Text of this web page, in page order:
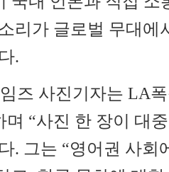
리가 글로벌 무대에
.
즈 사진기자는 LA
며 “사진 한 장이 대
. 그는 “영어권 사회